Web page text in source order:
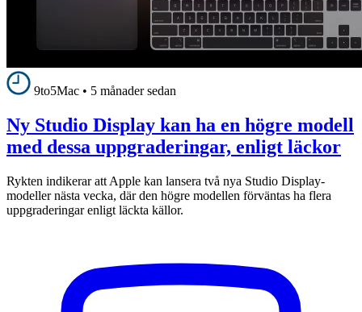
9to5Mac • 5 månader sedan
Ny Studio Display kan ha en högre modell
med dessa uppgraderingar, enligt läckor
Rykten indikerar att Apple kan lansera två nya Studio Display-
modeller nästa vecka, där den högre modellen förväntas ha flera
uppgraderingar enligt läckta källor.